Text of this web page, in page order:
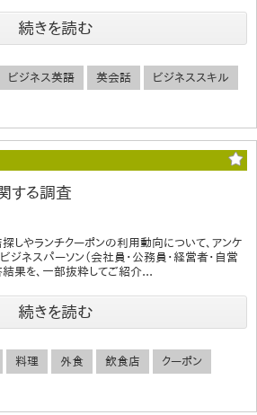
続きを読む
ビジネス英語 英会話 ビジネススキル
する調査
探しやランチクーポンの利用動向について、アンケ
ジネスパーソン（会社員・公務員・経営者・自営
果を、一部抜粋してご紹介...
続きを読む
料理 外食 飲食店 クーポン